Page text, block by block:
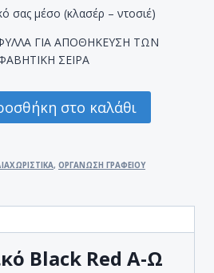
σας μέσο (κλασέρ – ντοσιέ)
ΓΙΑ ΑΠΟΘΗΚΕΥΣΗ ΤΩΝ
ΣΕΙΡΑ
στο καλάθι
, ΟΡΓΑΝΩΣΗ ΓΡΑΦΕΙΟΥ
Black Red Α-Ω